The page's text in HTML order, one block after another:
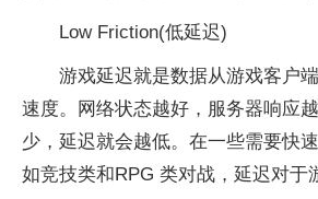
Low Friction(低延迟)
游戏延迟就是数据从游戏客户
速度。网络状态越好，服务器响应
少，延迟就会越低。在一些需要快
如竞技类和RPG 类对战，延迟对于